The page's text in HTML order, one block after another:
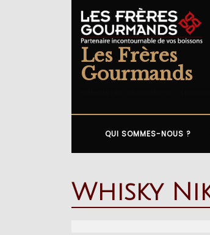
to
content
Les Frères
Gourmands
QUI SOMMES-NOUS ?
Whisky